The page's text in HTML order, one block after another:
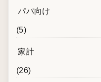
パパ向け
(5)
家計
(26)